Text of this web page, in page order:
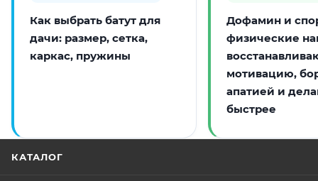
Как выбрать батут для
дачи: размер, сетка,
каркас, пружины
Дофамин и
физические
мотивацию,
апатией и
быстрее
КАТАЛОГ